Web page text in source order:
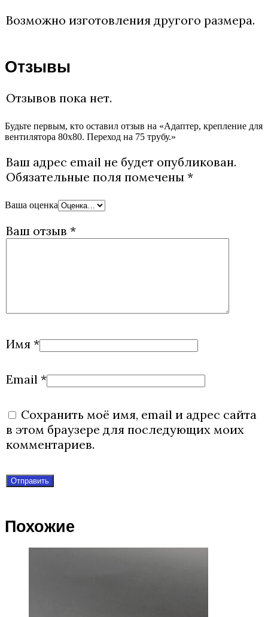
Возможно изготовления другого размера.
Отзывы
Отзывов пока нет.
Будьте первым, кто оставил отзыв на «Адаптер, крепление для
вентилятора 80х80. Переход на 75 трубу.»
Ваш адрес email не будет опубликован.
Обязательные поля помечены *
Ваша оценка
Ваш отзыв *
Имя *
Email *
Сохранить моё имя, email и адрес сайта
в этом браузере для последующих моих
комментариев.
Похожие